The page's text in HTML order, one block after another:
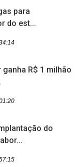
para
do est...
R$ 1 milhão
do